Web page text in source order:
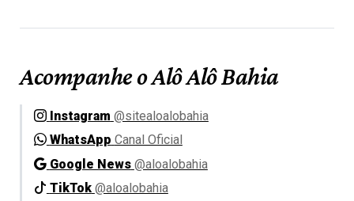
Acompanhe o Alô Alô Bahia
Instagram @sitealoalobahia
WhatsApp Canal Oficial
Google News @aloalobahia
TikTok @aloalobahia